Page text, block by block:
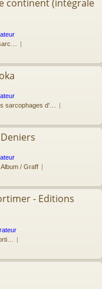
continent (intégrale
sarcophages d'…
/ Graff
- Editions